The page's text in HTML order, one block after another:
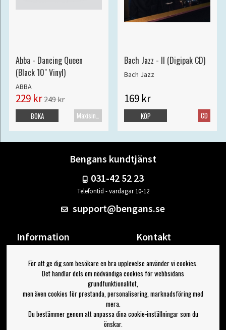
Abba - Dancing Queen
(Black 10" Vinyl)
ABBA
229 kr249 kr
Maxisingel
BOKA
Bach Jazz - II (Digipak CD)
Bach Jazz
169 kr
CD
KÖP
Bengans kundtjänst
031-42 52 23
Telefontid - vardagar 10-12
support@bengans.se
Information
Om Bengans
FAQ / Köp- & Leveransvillkor
Kontakt
Din sida
Logga ut
Jag vill ha tips från Bengans
För att ge dig som besökare en bra upplevelse använder vi cookies.
Det handlar dels om nödvändiga cookies för webbsidans
grundfunktionalitet,
men även cookies för prestanda, personalisering, marknadsföring med
mera.
Du bestämmer genom att anpassa dina cookie-inställningar som du
önskar.